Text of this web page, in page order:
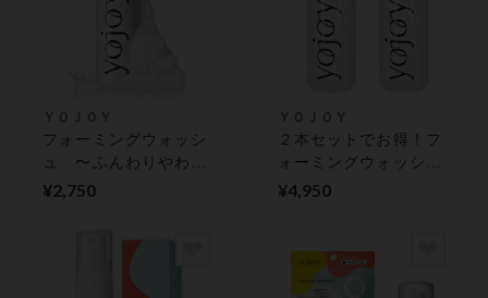
ＹＯＪＯＹ
フォーミングウォッシ
ュ 〜ふんわりやわら
かな泡で洗う〜 フェ
¥2,750
ＹＯＪＯＹ
２本セットでお得！フ
ォーミングウォッシュ
２本セット 〜ふんわ
ィケア
¥4,950